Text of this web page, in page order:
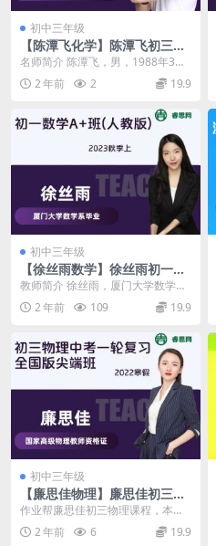
初中三年级
【陈潭飞化学】陈潭飞初三中
考化学目标A+班-2021秋季
名师简介 陈潭飞，男，1988年3月
30日出生。2009年加入学而思，任
学而思网...
2 年前 2 19.9
初中三年级
【徐丝雨数学】徐丝雨初一数
学A+班(人教版)-2023秋季上
教师简介 徐丝雨，厦门大学数学系
毕业，9年教研教学经验，中考年级
负责人。作业帮1...
2 年前 109 19.9
初中三年级
【廉思佳物理】廉思佳初三物
理中考一轮复习全国版尖端班-
2022寒假
作业帮廉思佳初三物理课程，本课
程大小2.11GB，包含MP4/PDF/DO
C视频...
2 年前 6 19.9